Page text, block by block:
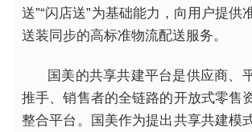
送”“闪店送”为基础能力，向用户提供
送装同步的高标准物流配送服务。
国美的共享共建平台是供应商、
推手、销售者的全链路的开放式零售
整合平台。国美作为提出共享共建模